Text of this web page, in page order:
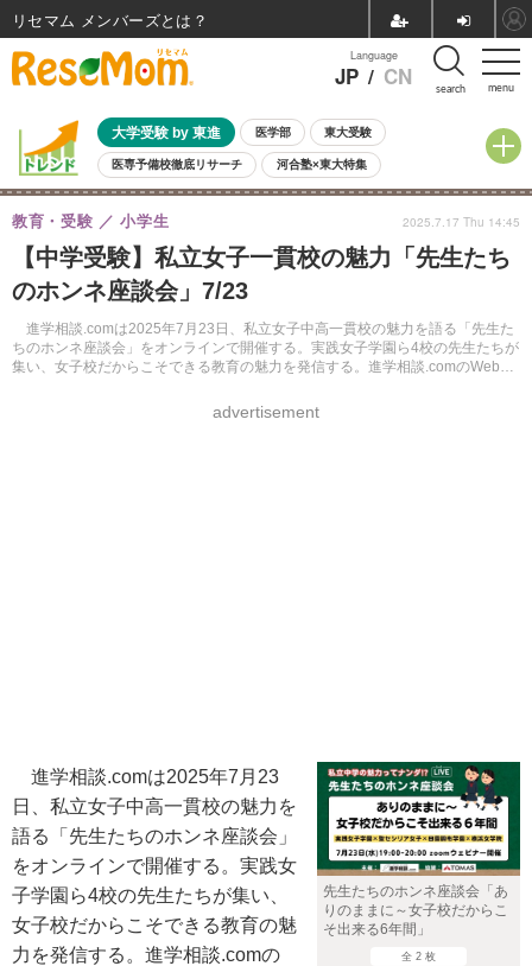
menu
Language
JP / CN search
大学受験 by 東進 医学部 東大受験
医専予備校徹底リサーチ 河合塾×東大特集
親子で考える大学選び 高校受験 中学受験 小学校受験
共通テスト 夏休み
8月開催イベント・WS 全国公立高校 過去問 人気記事
自由研究教材（小学生向け） 自由研究教材（中学生向け）
【中学受験】私立女子一貫校の魅力「先生たち
のホンネ座談会」7/23
進学相談.comは2025年7月23日、私立女子中高一貫校の魅力を語る「先生た
ちのホンネ座談会」をオンラインで開催する。実践女子学園ら4校の先生たちが
集い、女子校だからこそできる教育の魅力を発信する。進学相談.comのWebサ
教育・受験 小学生
advertisement
2025.7.17 Thu 14:45
先生たちのホンネ座談会「あ
りのままに～女子校だからこ
そ出来る6年間」
全 2 枚
進学相談.comは2025年7月23
日、私立女子中高一貫校の魅力を
語る「先生たちのホンネ座談会」
をオンラインで開催する。実践女
子学園ら4校の先生たちが集い、
女子校だからこそできる教育の魅
力を発信する。進学相談.comの
リセマム メンバーズ